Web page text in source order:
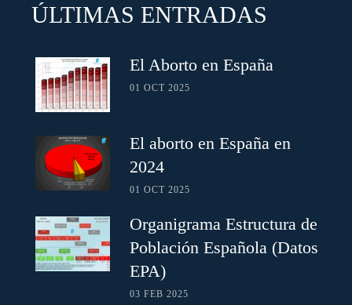
ÚLTIMAS ENTRADAS
El Aborto en España
01 OCT 2025
El aborto en España en
2024
01 OCT 2025
Organigrama Estructura de
Población Española (Datos
EPA)
03 FEB 2025